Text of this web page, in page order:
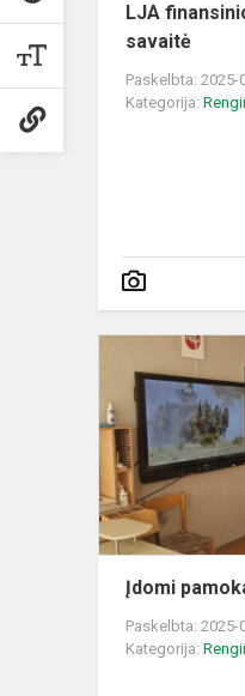
LJA
savaitė
Paskelbta: 2025-
Kategorija:
Įdomi
Paskelbta: 2025-
Kategorija: